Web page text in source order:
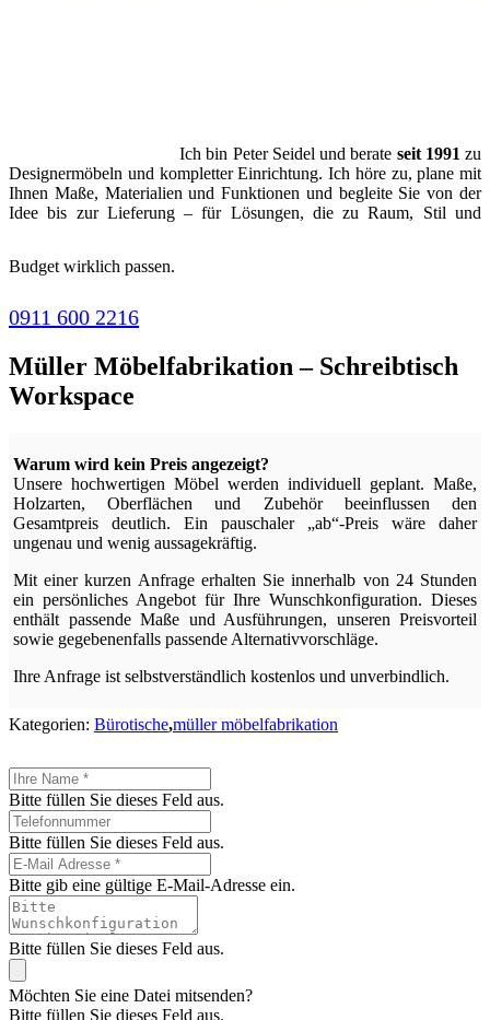
Ich bin Peter Seidel und berate seit 1991 zu
Designermöbeln und kompletter Einrichtung. Ich höre zu, plane mit
Ihnen Maße, Materialien und Funktionen und begleite Sie von der
Idee bis zur Lieferung – für Lösungen, die zu Raum, Stil und
Budget wirklich passen.
0911 600 2216
Müller Möbelfabrikation – Schreibtisch
Workspace
Warum wird kein Preis angezeigt?
Unsere hochwertigen Möbel werden individuell geplant. Maße,
Holzarten, Oberflächen und Zubehör beeinflussen den
Gesamtpreis deutlich. Ein pauschaler „ab“-Preis wäre daher
ungenau und wenig aussagekräftig.
Mit einer kurzen Anfrage erhalten Sie innerhalb von 24 Stunden
ein persönliches Angebot für Ihre Wunschkonfiguration. Dieses
enthält passende Maße und Ausführungen, unseren Preisvorteil
sowie gegebenenfalls passende Alternativvorschläge.
Ihre Anfrage ist selbstverständlich kostenlos und unverbindlich.
Kategorien: Bürotische,müller möbelfabrikation
Bitte füllen Sie dieses Feld aus.
Bitte füllen Sie dieses Feld aus.
Bitte gib eine gültige E-Mail-Adresse ein.
Bitte füllen Sie dieses Feld aus.
Möchten Sie eine Datei mitsenden?
Bitte füllen Sie dieses Feld aus.